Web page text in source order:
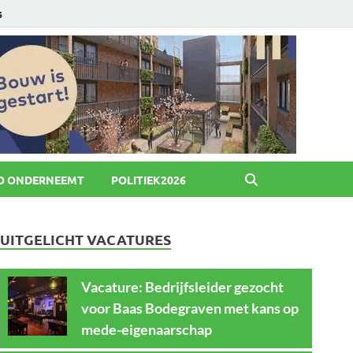
ONDERNEEMT POLITIEK2026
UITGELICHT VACATURES
Vacature: Bedrijfsleider gezocht
voor Baas Bodegraven met kans op
mede-eigenaarschap